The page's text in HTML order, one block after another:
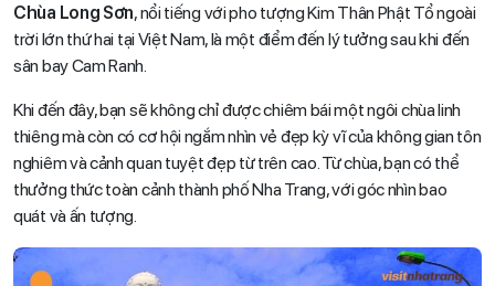
Chùa Long Sơn, nổi tiếng với pho tượng Kim Thân Phật Tổ ngoài
trời lớn thứ hai tại Việt Nam, là một điểm đến lý tưởng sau khi đến
sân bay Cam Ranh.
Khi đến đây, bạn sẽ không chỉ được chiêm bái một ngôi chùa linh
thiêng mà còn có cơ hội ngắm nhìn vẻ đẹp kỳ vĩ của không gian tôn
nghiêm và cảnh quan tuyệt đẹp từ trên cao. Từ chùa, bạn có thể
thưởng thức toàn cảnh thành phố Nha Trang, với góc nhìn bao
quát và ấn tượng.